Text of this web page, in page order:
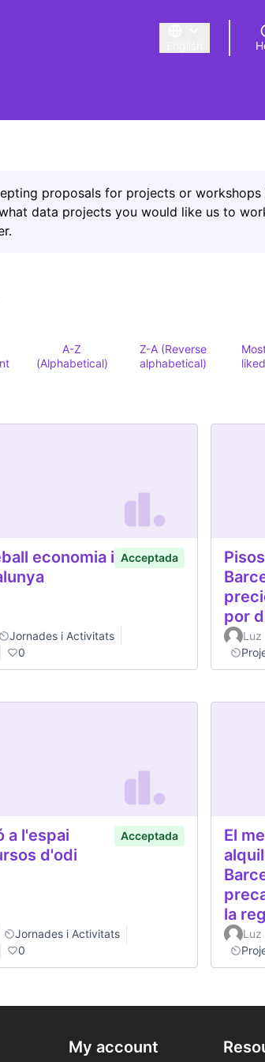
Triar la llengua
proposals for projects or
data projects you would like us to
A-Z
(Alphabetical)
Z-A (Reverse
alphabetical)
liked
economia i Acceptada
Jornades i Activitats
0
por
Luz
a l'espai
d'odi
Acceptada
Jornades i Activitats
0
El
la
Luz
My account